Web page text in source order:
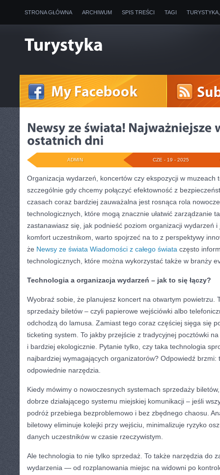
STRONA GŁÓWNA ARCHIWUM SPIS TREŚCI TAGI
CZE - 19 - 2025
ADMIN
Organizacja wydarzeń, koncertów czy ekspozycji w muzeach
szczególnie gdy chcemy połączyć efektowność z
czasach coraz bardziej zauważalna jest rosnąca rola
technologicznych, które mogą znacznie ułatwić zarządzanie
zastanawiasz się, jak podnieść poziom organizacji wydarzeń
komfort uczestnikom, warto spojrzeć na to z perspektywy
że Newsy ze świata Wiadomości z całego świata często
technologicznych, które można wykorzystać także w branży
Technologia a organizacja wydarzeń – jak to się łączy?
Wyobraź sobie, że planujesz koncert na otwartym powietrzu.
sprzedaży biletów – czyli papierowe wejściówki albo
odchodzą do lamusa. Zamiast tego coraz częściej sięga się
ticketing system. To jakby przejście z tradycyjnej pocztówki
i bardziej ekologicznie. Pytanie tylko, czy taka technologia
najbardziej wymagających organizatorów? Odpowiedź brzmi:
odpowiednie narzędzia.
Kiedy mówimy o nowoczesnych systemach sprzedaży
dobrze działającego systemu miejskiej komunikacji – jeśli
podróż przebiega bezproblemowo i bez zbędnego chaosu.
biletowy eliminuje kolejki przy wejściu, minimalizuje ryzyko
danych uczestników w czasie rzeczywistym.
Ale technologia to nie tylko sprzedaż. To także narzędzia do
wydarzenia — od rozplanowania miejsc na widowni po